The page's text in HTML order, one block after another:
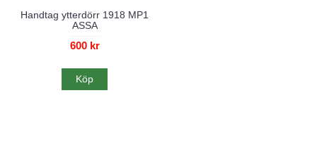
Handtag ytterdörr 1918 MP1
ASSA
600 kr
Köp